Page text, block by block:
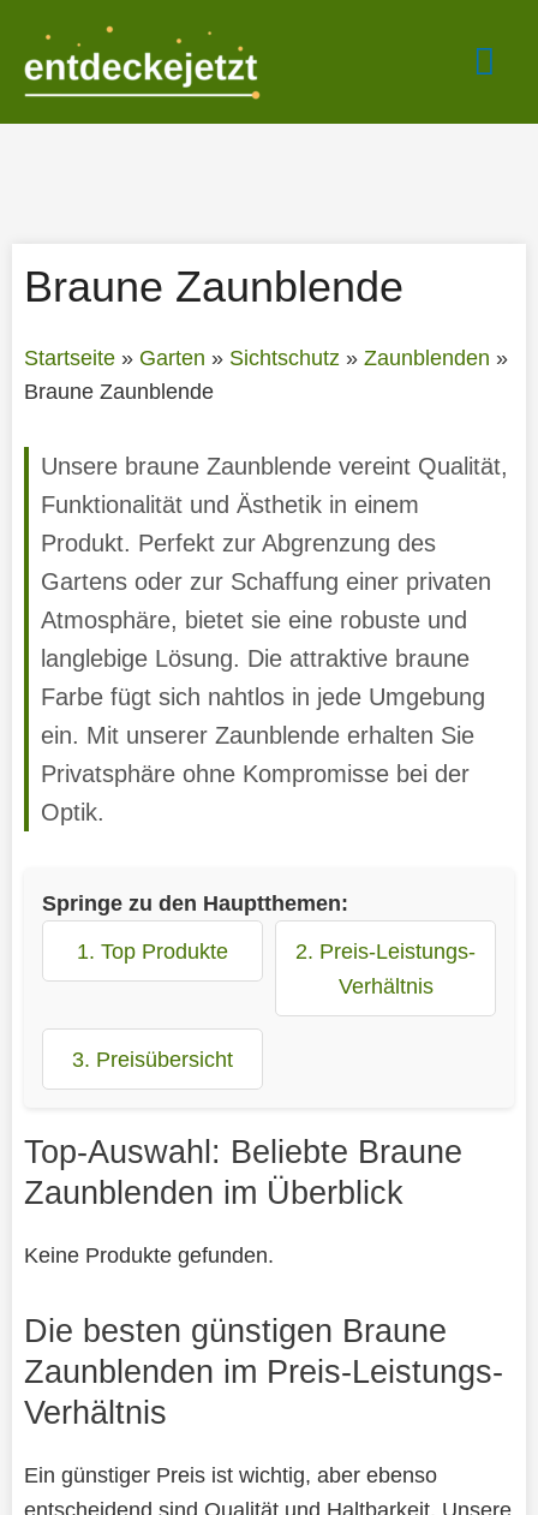
springen
Braune Zaunblende
Startseite» Garten » Sichtschutz» Zaunblenden »
Braune Zaunblende
Unsere braune Zaunblende vereint Qualität,
Funktionalität und Ästhetik in einem
Produkt. Perfekt zur Abgrenzung des
Gartens oder zur Schaffung einer privaten
Atmosphäre, bietet sie eine robuste und
langlebige Lösung. Die attraktive braune
Farbe fügt sich nahtlos in jede Umgebung
ein. Mit unserer Zaunblende erhalten Sie
Privatsphäre ohne Kompromisse bei der
Optik.
Springe zu den Hauptthemen:
1. Top Produkte
2. Preis-Leistungs-
Verhältnis
3. Preisübersicht
Top-Auswahl: Beliebte Braune
Zaunblenden im Überblick
Keine Produkte gefunden.
Die besten günstigen Braune
Zaunblenden im Preis-Leistungs-
Verhältnis
Ein günstiger Preis ist wichtig, aber ebenso
entscheidend sind Qualität und Haltbarkeit. Unsere